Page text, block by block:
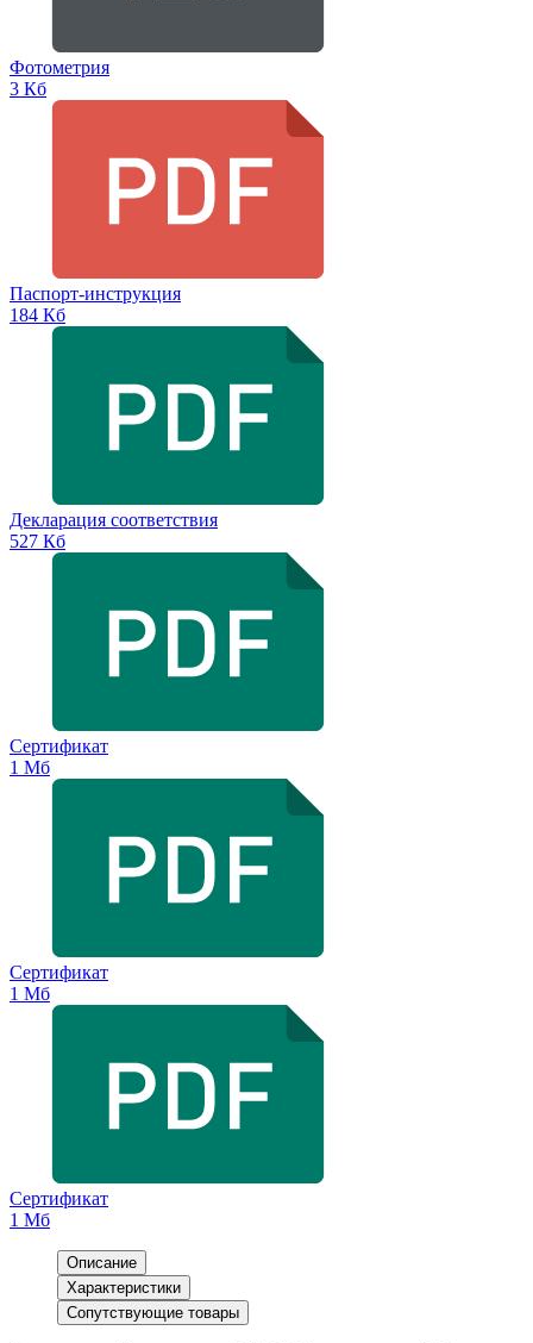
Фотометрия
3 Кб
Паспорт-инструкция
184 Кб
Декларация соответствия
527 Кб
Сертификат
1 Мб
Сертификат
1 Мб
Сертификат
1 Мб
Описание
Характеристики
Сопутствующие товары